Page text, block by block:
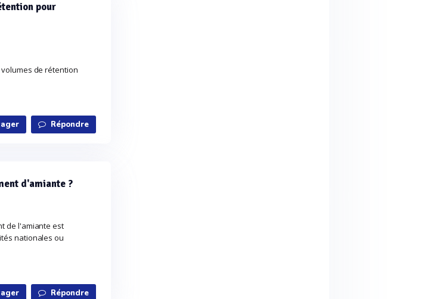
pour
de rétention
Répondre
d'amiante ?
de l'amiante est
nationales ou
Répondre